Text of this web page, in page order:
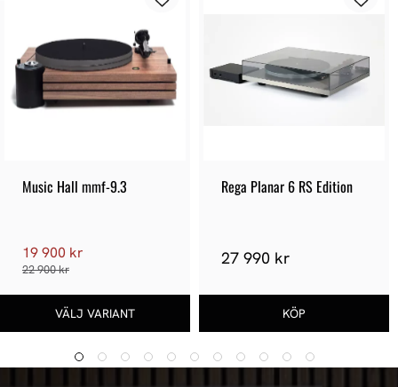
Music Hall mmf-9.3
19 900 kr
22 900 kr
Rega Planar 6 RS Edition
27 990 kr